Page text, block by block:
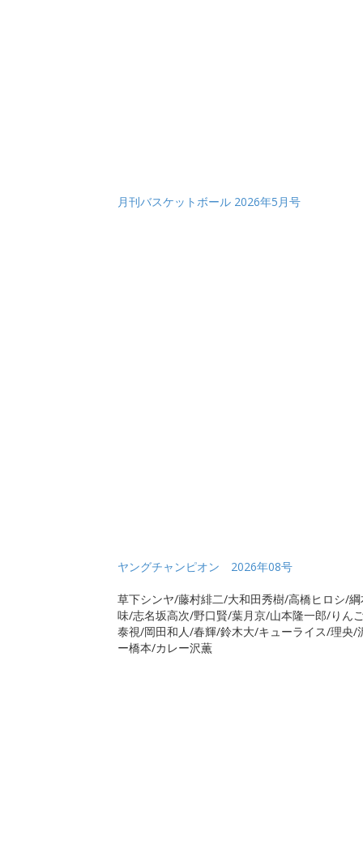
月刊バスケットボール 2026年5月号
ヤングチャンピオン 2026年08号
草下シンヤ/藤村緋二/大和田秀樹/高橋ヒロシ/
味/志名坂高次/野口賢/葉月京/山本隆一郎/りん
泰視/岡田和人/春輝/鈴木大/キューライス/理央/
ー橋本/カレー沢薫